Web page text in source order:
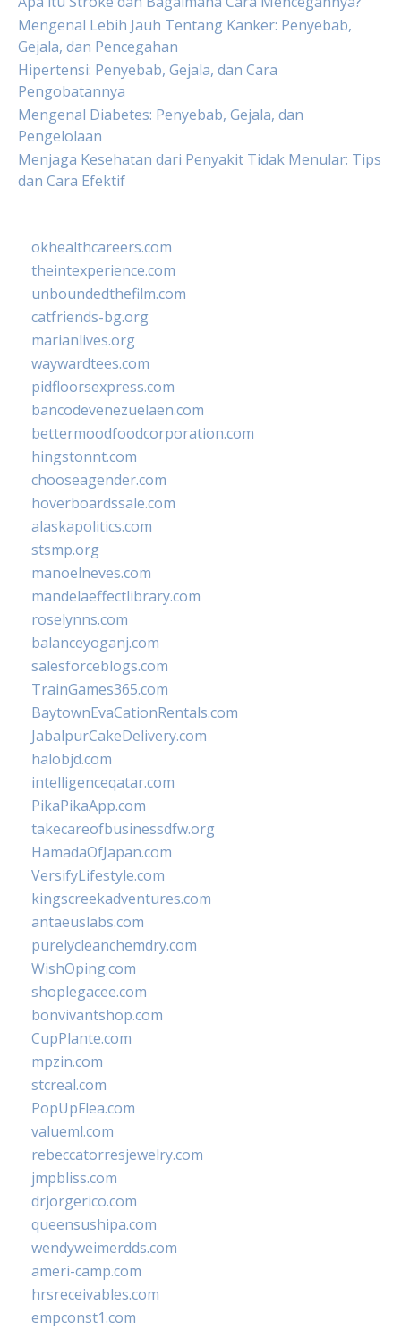
Mengenal Lebih Jauh Tentang Kanker: Penyebab,
Gejala, dan Pencegahan
Hipertensi: Penyebab, Gejala, dan Cara
Pengobatannya
Mengenal Diabetes: Penyebab, Gejala, dan
Pengelolaan
Menjaga Kesehatan dari Penyakit Tidak Menular: Tips
dan Cara Efektif
okhealthcareers.com
theintexperience.com
unboundedthefilm.com
catfriends-bg.org
marianlives.org
waywardtees.com
pidfloorsexpress.com
bancodevenezuelaen.com
bettermoodfoodcorporation.com
hingstonnt.com
chooseagender.com
hoverboardssale.com
alaskapolitics.com
stsmp.org
manoelneves.com
mandelaeffectlibrary.com
roselynns.com
balanceyoganj.com
salesforceblogs.com
TrainGames365.com
BaytownEvaCationRentals.com
JabalpurCakeDelivery.com
halobjd.com
intelligenceqatar.com
PikaPikaApp.com
takecareofbusinessdfw.org
HamadaOfJapan.com
VersifyLifestyle.com
kingscreekadventures.com
antaeuslabs.com
purelycleanchemdry.com
WishOping.com
shoplegacee.com
bonvivantshop.com
CupPlante.com
mpzin.com
stcreal.com
PopUpFlea.com
valueml.com
rebeccatorresjewelry.com
jmpbliss.com
drjorgerico.com
queensushipa.com
wendyweimerdds.com
ameri-camp.com
hrsreceivables.com
empconst1.com